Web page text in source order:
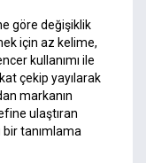
göre değişiklik
için az kelime,
kullanımı ile
çekip yayılarak
markanın
ulaştıran
bir tanımlama